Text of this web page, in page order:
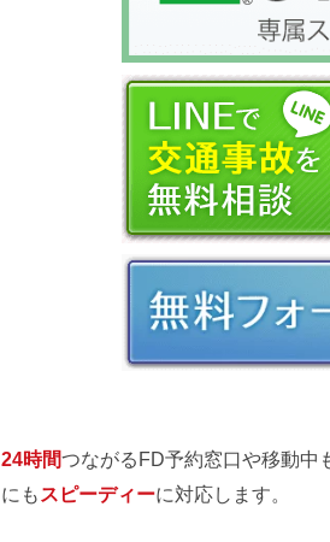
24時間つながるFD予約窓口や移動中
にも スピーディーに対応します。